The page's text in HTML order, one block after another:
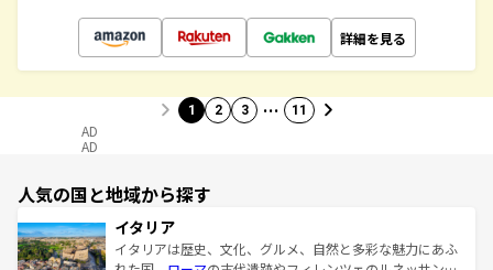
詳細を見る
1 2 3 … 11
AD
AD
人気の国と地域から探す
イタリア
イタリアは歴史、文化、グルメ、自然と多彩な魅力にあふ